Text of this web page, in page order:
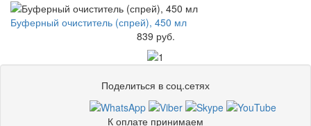
Буферный очиститель (спрей), 450 мл
839 руб.
Поделиться в соц.сетях
К оплате принимаем